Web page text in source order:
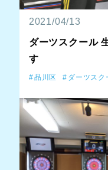
2021/04/13
ダーツスクール
す
品川区 ダーツスク